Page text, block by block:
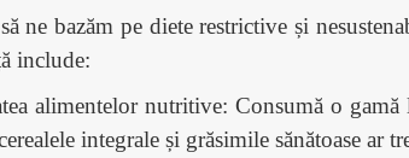
ne bazăm pe diete restrictive și
include:
alimentelor nutritive: Consumă o
integrale și grăsimile sănătoase ar